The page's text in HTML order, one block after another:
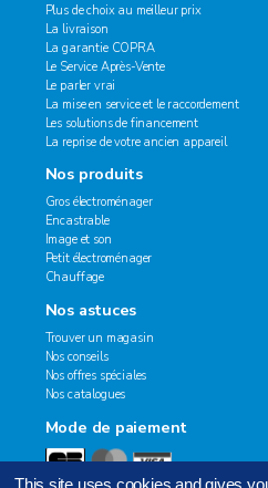
Plus de choix au meilleur prix
La livraison
La garantie COPRA
Le Service Après-Vente
Le parler vrai
La mise en service et le raccordement
Les solutions de financement
La reprise de votre ancien appareil
Nos produits
Gros électroménager
Encastrable
Image et son
Petit électroménager
Chauffage
Nos astuces
Trouver un magasin
Nos conseils
Nos offres spéciales
Nos catalogues
Mode de paiement
This site uses cookies and gives